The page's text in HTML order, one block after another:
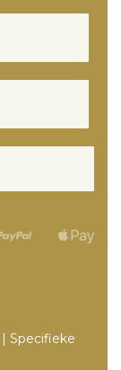
| Specifieke